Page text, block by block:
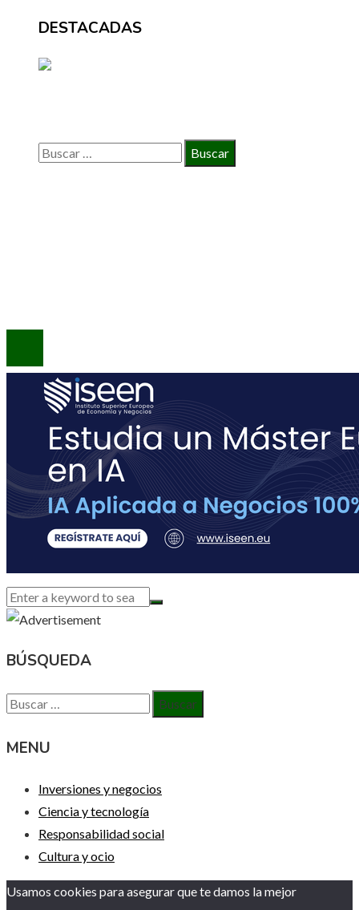
DESTACADAS
Buscar:
BÚSQUEDA
Buscar:
MENU
Inversiones y negocios
Ciencia y tecnología
Responsabilidad social
Cultura y ocio
Usamos cookies para asegurar que te damos la mejor